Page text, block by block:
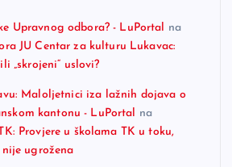
Upravnog odbora? - LuPortal
na
JU Centar za kulturu Lukavac:
„skrojeni“ uslovi?
Maloljetnici iza lažnih dojava o
kantonu - LuPortal na
Provjere u školama TK u toku,
ugrožena